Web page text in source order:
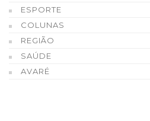
ESPORTE
COLUNAS
REGIÃO
SAÚDE
AVARÉ